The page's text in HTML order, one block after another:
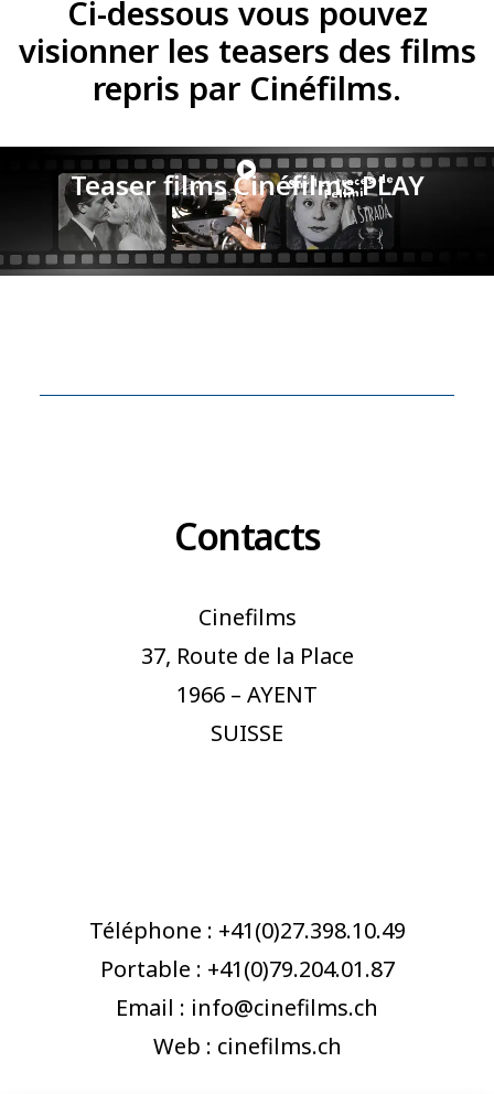
Ci-dessous vous pouvez
visionner les teasers des films
repris par Cinéfilms.
Teaser films Cinéfilms PLAY
Contacts
Cinefilms
37, Route de la Place
1966 – AYENT
SUISSE
Téléphone : +41(0)27.398.10.49
Portable : +41(0)79.204.01.87
Email : info@cinefilms.ch
Web : cinefilms.ch